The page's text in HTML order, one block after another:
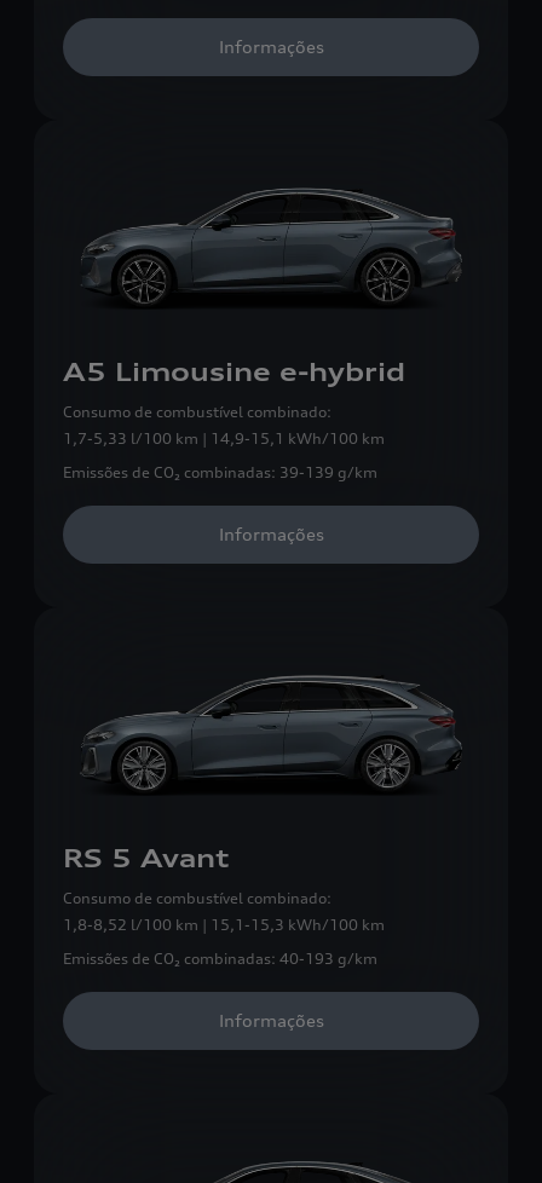
Informações
A5 Limousine e-hybrid
Consumo de combustível combinado:
1,7-5,33 l/100 km | 14,9-15,1 kWh/100 km
Emissões de CO₂ combinadas: 39-139 g/km
Informações
RS 5 Avant
Consumo de combustível combinado:
1,8-8,52 l/100 km | 15,1-15,3 kWh/100 km
Emissões de CO₂ combinadas: 40-193 g/km
Informações